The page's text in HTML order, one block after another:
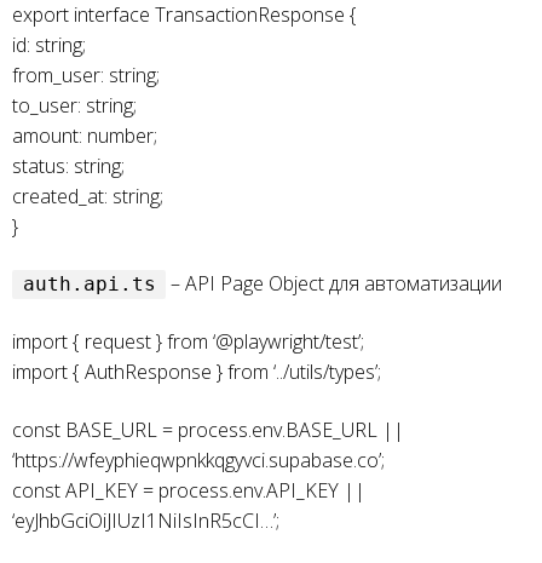
export interface TransactionResponse {
id: string;
from_user: string;
to_user: string;
amount: number;
status: string;
created_at: string;
}
auth.api.ts – API Page Object для автоматизации
import { request } from ‘@playwright/test’;
import { AuthResponse } from ‘../utils/types’;
const BASE_URL = process.env.BASE_URL ||
‘https://wfeyphieqwpnkkqgyvci.supabase.co’;
const API_KEY = process.env.API_KEY ||
‘eyJhbGciOiJIUzI1NiIsInR5cCI…’;